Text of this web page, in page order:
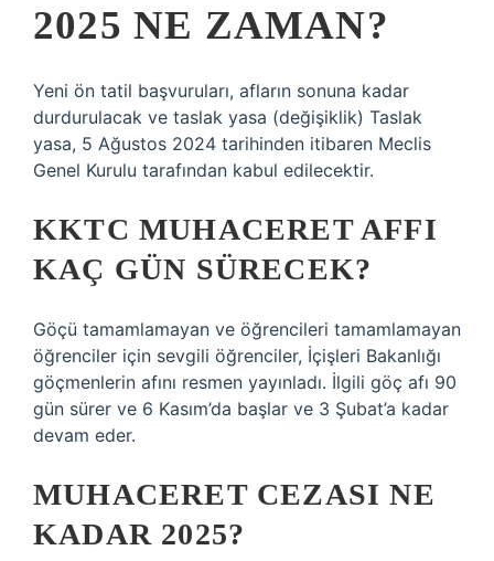
2025 NE ZAMAN?
Yeni ön tatil başvuruları, afların sonuna kadar
durdurulacak ve taslak yasa (değişiklik) Taslak
yasa, 5 Ağustos 2024 tarihinden itibaren Meclis
Genel Kurulu tarafından kabul edilecektir.
KKTC MUHACERET AFFI
KAÇ GÜN SÜRECEK?
Göçü tamamlamayan ve öğrencileri tamamlamayan
öğrenciler için sevgili öğrenciler, İçişleri Bakanlığı
göçmenlerin afını resmen yayınladı. İlgili göç afı 90
gün sürer ve 6 Kasım’da başlar ve 3 Şubat’a kadar
devam eder.
MUHACERET CEZASI NE
KADAR 2025?